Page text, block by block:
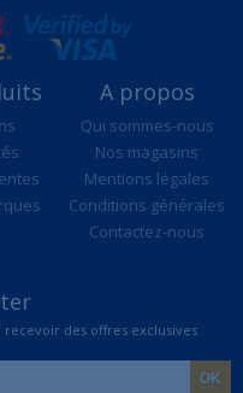
A propos
Qui sommes-nous
Nos magasins
Mentions légales
Conditions générales
Contactez-nous
des offres exclusives